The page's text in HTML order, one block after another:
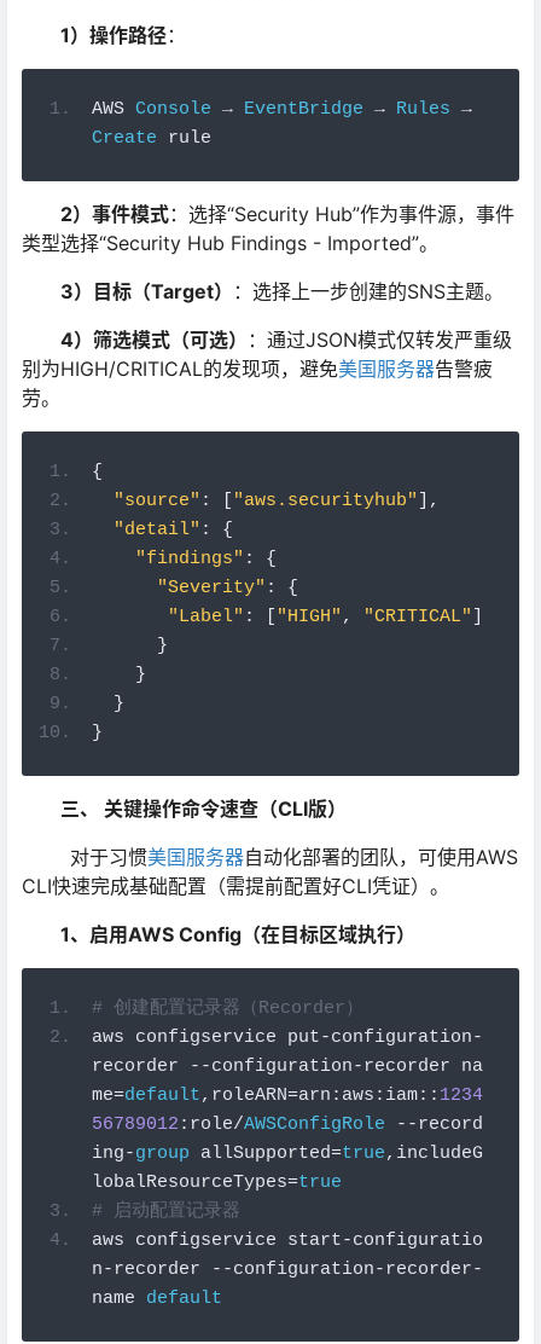
1）操作路径：
AWS Console → EventBridge → Rules →
Create rule
2）事件模式：选择“Security Hub”作为事件源，事件
类型选择“Security Hub Findings - Imported”。
3）目标（Target）
：选择上一步创建的SNS主题。
4）筛选模式（可选）
：通过JSON模式仅转发严重级
别为HIGH/CRITICAL的发现项，避免美国服务器告警疲
劳。
{
"source" : "aws.securityhub" ],
"detail" :
{
"findings" :
{
"Severity" :
{
"Label" : "HIGH" , "CRITICAL"
}
}
}
}
三、 关键操作命令速查（CLI版）
对于习惯美国服务器自动化部署的团队，可使用AWS
CLI快速完成基础配置（需提前配置好CLI凭证）。
1、启用AWS Config（在目标区域执行）
# 创建配置记录器（Recorder）
aws configservice put-configuration-
recorder
--configuration-recorder na
me=default, roleARN=arn : aws : iam:: 1234
56789012 : role/AWSConfigRole --record
ing-group allSupported=true, includeG
lobalResourceTypes=true
# 启动配置记录器
aws configservice start-configuratio
n-recorder --configuration-recorder-
name default